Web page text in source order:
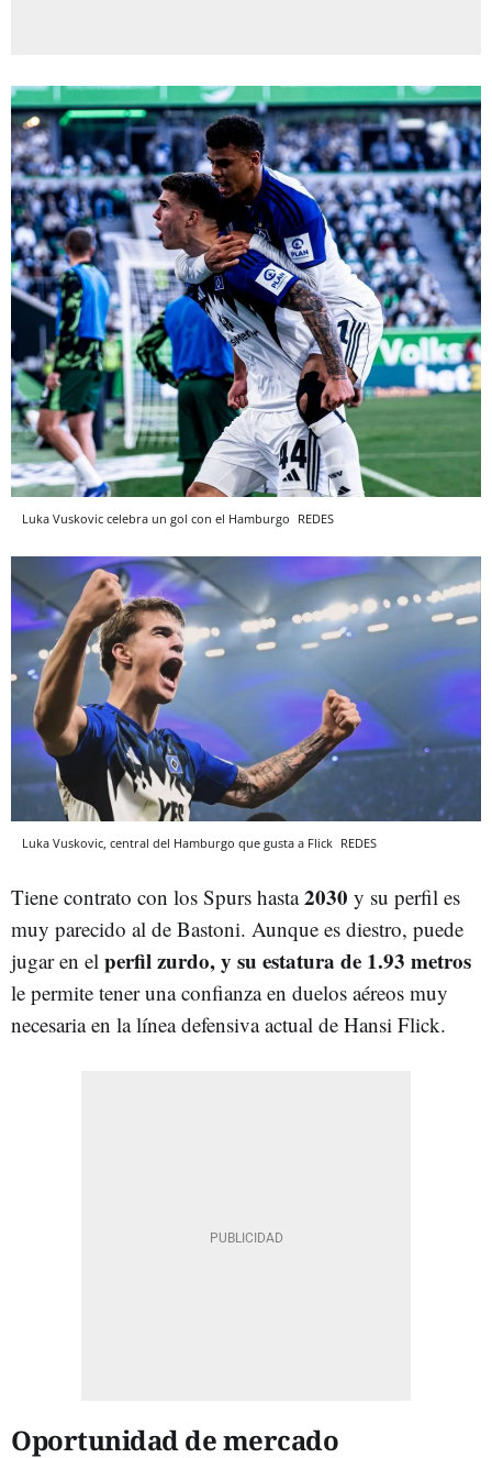
Luka Vuskovic celebra un gol con el Hamburgo REDES
Luka Vuskovic, central del Hamburgo que gusta a Flick REDES
Tiene contrato con los Spurs hasta2030 y su perfil es
muy parecido al de Bastoni. Aunque es diestro, puede
jugar en el perfil zurdo, y su estatura de 1.93 metros
le permite tener una confianza en duelos aéreos muy
necesaria en la línea defensiva actual de Hansi Flick.
Oportunidad de mercado